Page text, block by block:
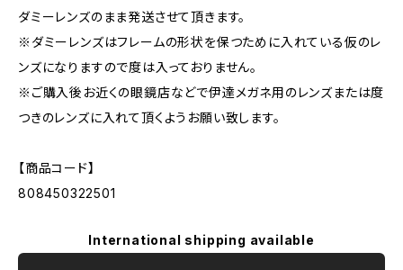
ダミーレンズのまま発送させて頂きます。
※ダミーレンズはフレームの形状を保つために入れている仮のレ
ンズになりますので度は入っておりません。
※ご購入後お近くの眼鏡店などで伊達メガネ用のレンズまたは度
つきのレンズに入れて頂くようお願い致します。
【商品コード】
808450322501
International shipping available